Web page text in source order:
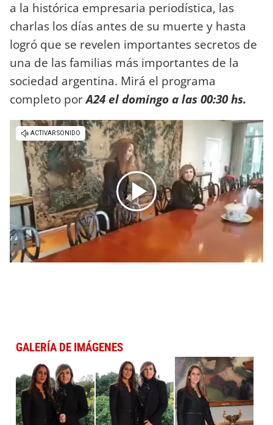
a la histórica empresaria periodística, las
charlas los días antes de su muerte y hasta
logró que se revelen importantes secretos de
una de las familias más importantes de la
sociedad argentina. Mirá el programa
completo porA24 el domingo a las 00:30 hs.
GALERÍA DE IMÁGENES